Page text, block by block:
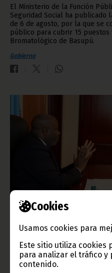
Cookies
Usamos cookies para
Este sitio utiliza cookies
para analizar el tráfico y
contenido.
El Ministerio de la Función
Seguridad Social ha publicado
de 6 de agosto, por la que se
público para cubrir 15
Bromatológico de Basupú.
Gobierno
El Gobierno refuerza el
Desde el pasado 27 de julio,
Infraestructuras Sanitarias
inspección en farmacias,